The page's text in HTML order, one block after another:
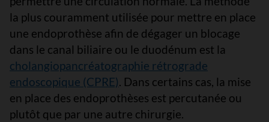
la plus couramment utilisée pour mettre en place
une endoprothèse afin de dégager un blocage
dans le canal biliaire ou le duodénum est la
cholangiopancréatographie rétrograde
endoscopique (CPRE). Dans certains cas, la mise
en place des endoprothèses est percutanée ou
plutôt que par une autre chirurgie.